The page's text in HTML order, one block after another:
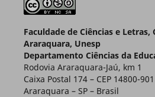
Faculdade de Ciências e Letras,
Araraquara, Unesp
Departamento Ciências da
Rodovia Araraquara-Jaú, km 1
Caixa Postal 174 – CEP 14800-901
Araraquara – SP – Brasil